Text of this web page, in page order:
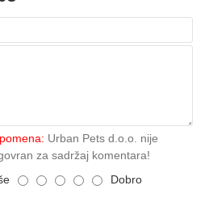
Urban Pets d.o.o. nije
za sadržaj komentara!
Dobro